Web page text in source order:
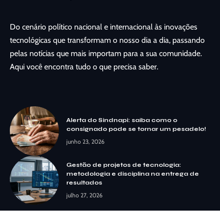
Do cenário político nacional e internacional às inovações
tecnológicas que transformam o nosso dia a dia, passando
pelas notícias que mais importam para a sua comunidade.
Aqui você encontra tudo o que precisa saber.
Alerta do Sindnapi: saiba como o
consignado pode se tornar um pesadelo!
junho 23, 2026
Gestão de projetos de tecnologia:
metodologia e disciplina na entrega de
resultados
julho 27, 2026